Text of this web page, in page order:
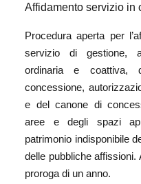
Affidamento servizio in
Procedura aperta per
servizio di gestione,
ordinaria e coattiva,
concessione,
e del canone di
aree e degli spazi
patrimonio indisponibile
delle pubbliche
proroga di un anno.